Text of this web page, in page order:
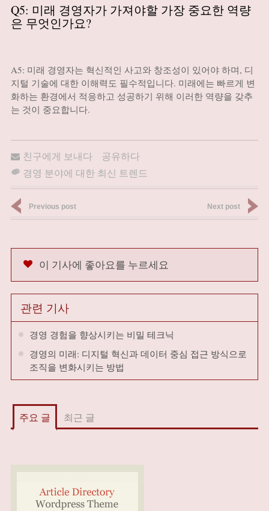
Q5: 미래 경영자가 가져야할 가장 중요한 역량
은 무엇인가요?
A5: 미래 경영자는 혁신적인 사고와 창조성이 있어야 하며, 디
지털 기술에 대한 이해력도 필수적입니다. 미래에는 빠르게 변
화하는 환경에서 적응하고 성공하기 위해 이러한 역량을 갖추
는 것이 중요합니다.
친구에게 보내다
공유하다
경영 분야에 대한 최신 트렌드
Previous post Next post
이 기사에 좋아요를 누르세요
관련 기사
경영 경험을 향상시키는 비밀 테크닉
경영의 미래: 디지털 혁신과 데이터 중심 접근 방식으로
조직을 변화시키는 방법
주요 글 최근 글